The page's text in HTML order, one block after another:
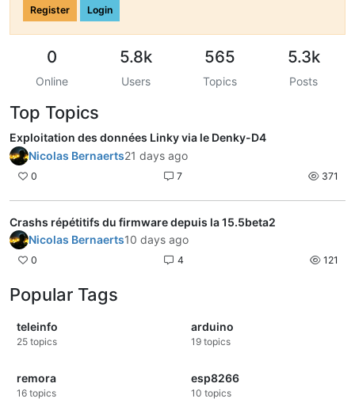
Register Login
0
Online
5.8k
Users
565
Topics
5.3k
Posts
Top Topics
Exploitation des données Linky via le Denky-D4
Nicolas Bernaerts21 days ago
0 7 371
Crashs répétitifs du firmware depuis la 15.5beta2
Nicolas Bernaerts10 days ago
0 4 121
Popular Tags
teleinfo
25 topics
arduino
19 topics
remora
16 topics
esp8266
10 topics